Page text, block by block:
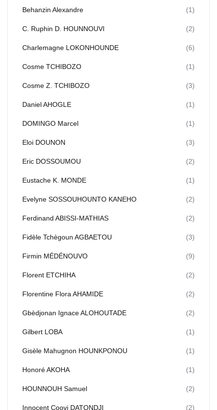
Behanzin Alexandre (1)
C. Ruphin D. HOUNNOUVI (2)
Charlemagne LOKONHOUNDE (6)
Cosme TCHIBOZO (1)
Cosme Z. TCHIBOZO (3)
Daniel AHOGLE (1)
DOMINGO Marcel (1)
Eloi DOUNON (3)
Eric DOSSOUMOU (2)
Eustache K. MONDE (1)
Evelyne SOSSOUHOUNTO KANEHO (2)
Ferdinand ABISSI-MATHIAS (2)
Fidèle Tchègoun AGBAETOU (3)
Firmin MÉDÉNOUVO (9)
Florent ETCHIHA (2)
Florentine Flora AHAMIDE (2)
Gbèdjonan Ignace ALOHOUTADE (2)
Gilbert LOBA (1)
Gisèle Mahugnon HOUNKPONOU (1)
Honoré AKОНА (1)
HOUNNOUH Samuel (2)
Innocent Coovi DATONDJI (2)